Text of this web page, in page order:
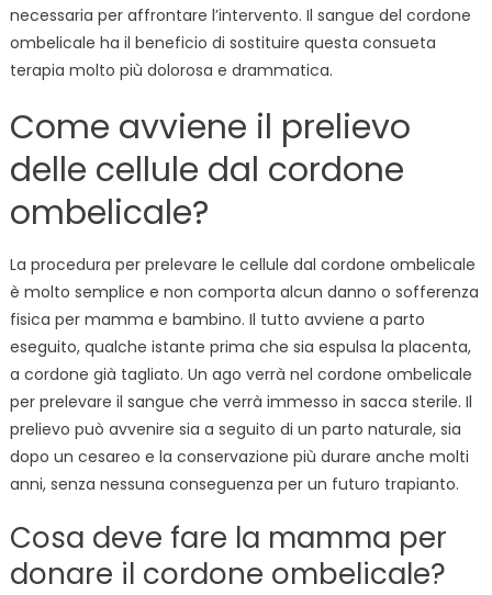
necessaria per affrontare l’intervento. Il sangue del cordone
ombelicale ha il beneficio di sostituire questa consueta
terapia molto più dolorosa e drammatica.
Come avviene il prelievo
delle cellule dal cordone
ombelicale?
La procedura per prelevare le cellule dal cordone ombelicale
è molto semplice e non comporta alcun danno o sofferenza
fisica per mamma e bambino. Il tutto avviene a parto
eseguito, qualche istante prima che sia espulsa la placenta,
a cordone già tagliato. Un ago verrà nel cordone ombelicale
per prelevare il sangue che verrà immesso in sacca sterile. Il
prelievo può avvenire sia a seguito di un parto naturale, sia
dopo un cesareo e la conservazione più durare anche molti
anni, senza nessuna conseguenza per un futuro trapianto.
Cosa deve fare la mamma per
donare il cordone ombelicale?